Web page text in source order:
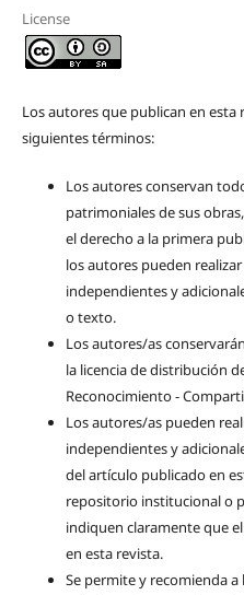
License
Los autores que publican en
siguientes términos:
Los autores conservan
patrimoniales de sus
el derecho a la primera
los autores pueden
independientes y
o texto.
Los autores/as
la licencia de distribución
Reconocimiento -
Los autores/as pueden
independientes y
del artículo publicado en
repositorio institucional o
indiquen claramente que
en esta revista.
Se permite y recomienda